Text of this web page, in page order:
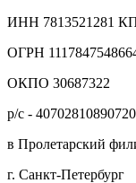
ИНН 7813521281
ОГРН
ОКПО 30687322
р/с -
в Пролетарский
г. Санкт-Петербург